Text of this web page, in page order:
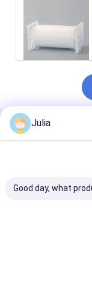
Empfohlene
Julia
Good day, what